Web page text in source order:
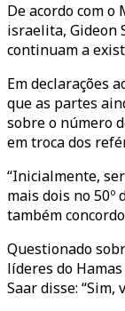
De acordo com
israelita, Gideon
continuam a
Em declarações
que as partes
sobre o número
em troca dos
“Inicialmente,
mais dois no 50º
também
Questionado
líderes do
Saar disse: “Sim,